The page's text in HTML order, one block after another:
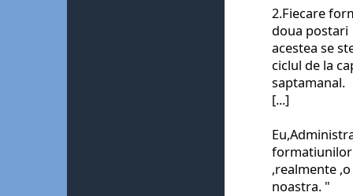
2.Fiecare
doua postari
acestea se
ciclul de la
saptamanal.
[...]
formatiunilor
,realmente
noastra. "